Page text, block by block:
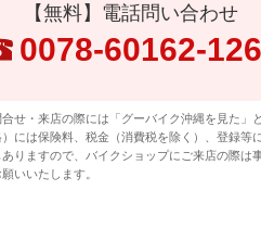
【無料】電話問い合わせ
0078-60162-
せ・来店の際には「グーバイク沖縄を見た」
には保険料、税金（消費税を除く）、登録等
りますので、バイクショップにご来店の際
いいたします。